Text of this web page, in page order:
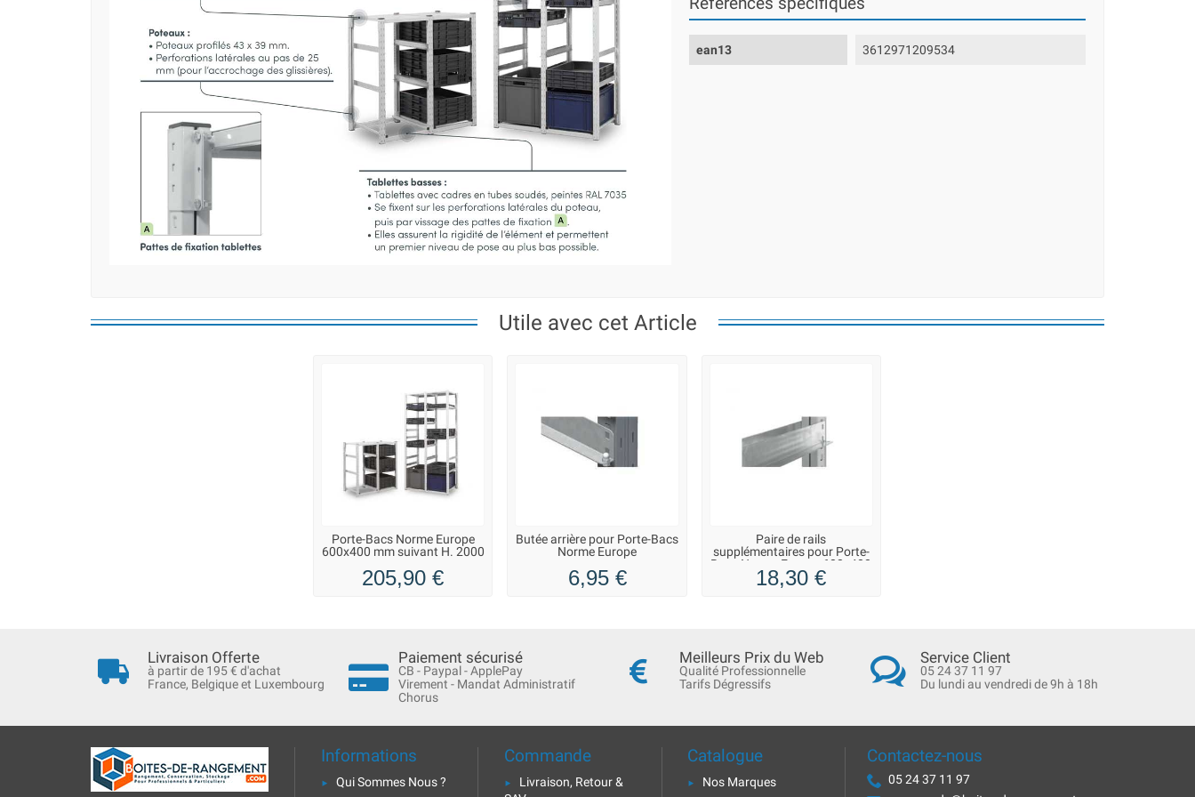
ean13 3612971209534
Utile avec cet Article
Porte-Bacs Norme Europe
600x400 mm suivant H. 2000
205,90 €
Butée arrière pour Porte-Bacs
Norme Europe
6,95 €
Paire de rails
supplémentaires pour Porte-
Bacs Norme Europe 600x400
mm
18,30 €
Livraison Offerte
à partir de 195 € d'achat
France, Belgique et Luxembourg
Paiement sécurisé
CB - Paypal - ApplePay
Virement - Mandat Administratif
Chorus
Meilleurs Prix du Web
Qualité Professionnelle
Tarifs Dégressifs
Service Client
05 24 37 11 97
Du lundi au vendredi de 9h à 18h
Informations
Qui Sommes Nous ?
Commande
Livraison, Retour &
Catalogue
Nos Marques
Contactez-nous
05 24 37 11 97